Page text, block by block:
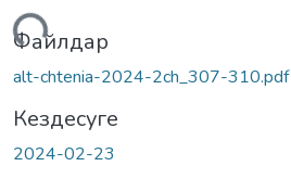
Файлдар
alt-chtenia-2024-2ch_307-310.pdf
Кездесуге
2024-02-23